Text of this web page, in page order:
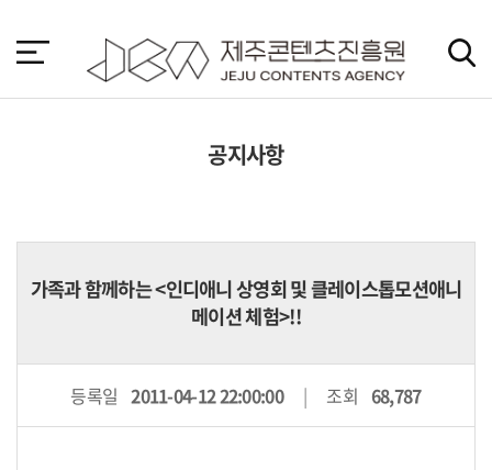
바
가
공지사항
가족과 함께하는 <인디애니 상영회 및 클레이스톱모션애니
메이션 체험>!!
등록일 2011-04-12 22:00:00 조회 68,787